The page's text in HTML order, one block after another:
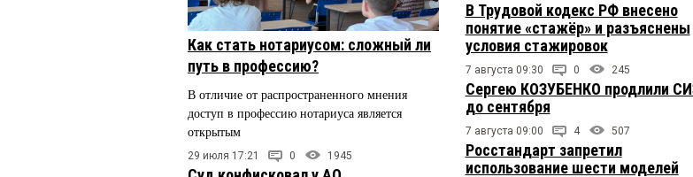
Как стать нотариусом: сложный ли
путь в профессию?
В отличие от распространенного мнения
доступ в профессию нотариуса является
открытым
29 июля 17:21 0 1945
В Трудовой кодекс РФ внесено
понятие «стажёр» и разъяснены
условия стажировок
7 августа 09:30 0 245
Сергею КОЗУБЕНКО продлили
до сентября
7 августа 09:00 4 507
Росстандарт запретил
использование шести моделей